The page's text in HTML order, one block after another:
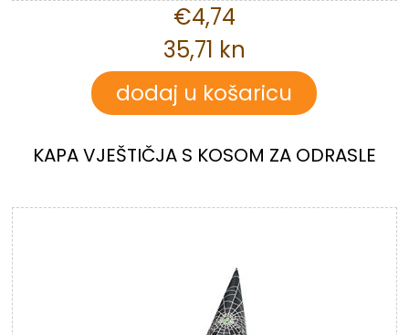
€4,74
35,71 kn
KAPA VJEŠTIČJA S KOSOM ZA ODRASLE